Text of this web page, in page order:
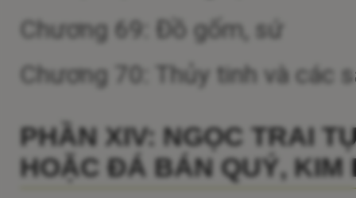
Chương 69: Đồ gốm, sứ
Chương 70: Thủy tinh và các
PHẦN XIV: NGỌC TRAI
HOẶC ĐÁ BÁN QUÝ,